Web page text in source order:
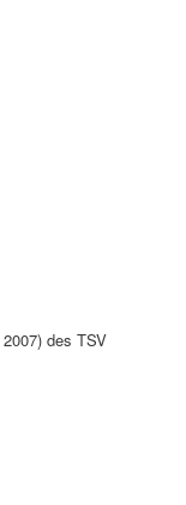
des TSV